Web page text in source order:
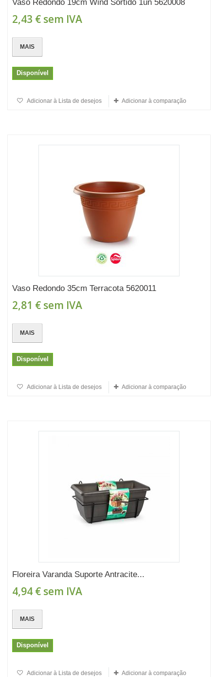
Vaso Redondo 19cm Wind Sortido 1un 5620008
2,43 € sem IVA
MAIS
Disponível
Adicionar à Lista de desejos Adicionar à comparação
Vaso Redondo 35cm Terracota 5620011
2,81 € sem IVA
MAIS
Disponível
Adicionar à Lista de desejos Adicionar à comparação
Floreira Varanda Suporte Antracite...
4,94 € sem IVA
MAIS
Disponível
Adicionar à Lista de desejos Adicionar à comparação